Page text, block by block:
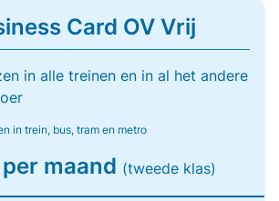
Card OV Vrij
in alle treinen en in al het andere
in trein, bus, tram en metro
maand (tweede klas)